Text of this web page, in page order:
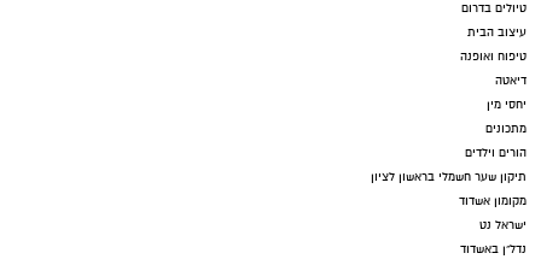
טיולים בדרום
עיצוב הבית
טיפוח ואופנה
דיאטה
יחסי מין
מתכונים
הורים וילדים
תיקון שער חשמלי בראשון לציון
מקומון אשדוד
ישראל נט
נדל"ן באשדוד